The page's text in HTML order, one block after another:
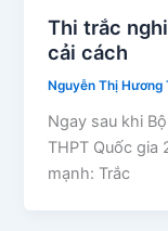
Thi trắc
cải cách
Nguyễn Thị
Ngay sau khi
THPT Quốc gia
mạnh: Trắc